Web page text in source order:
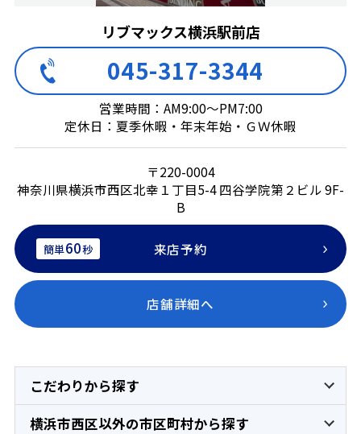
リブマックス横浜駅前店
045-317-3344
営業時間：AM9:00～PM7:00
定休日：夏季休暇・年末年始・ＧＷ休暇
〒220-0004
神奈川県横浜市西区北幸１丁目5-4 四谷学院第２ビル 9F-
B
簡単60秒 来店予約
店舗詳細へ
こだわりから探す
横浜市西区以外の市区町村から探す